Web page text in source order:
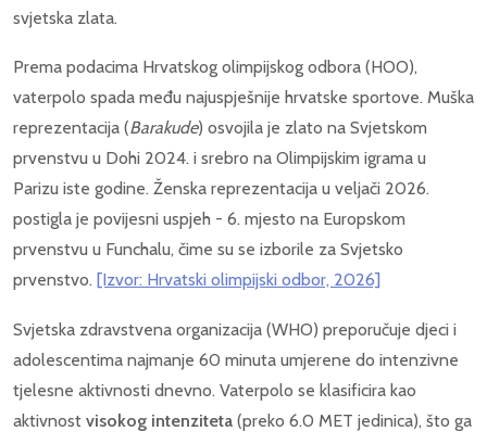
svjetska zlata.
Prema podacima Hrvatskog olimpijskog odbora (HOO),
vaterpolo spada među najuspješnije hrvatske sportove. Muška
reprezentacija (Barakude) osvojila je zlato na Svjetskom
prvenstvu u Dohi 2024. i srebro na Olimpijskim igrama u
Parizu iste godine. Ženska reprezentacija u veljači 2026.
postigla je povijesni uspjeh - 6. mjesto na Europskom
prvenstvu u Funchalu, čime su se izborile za Svjetsko
prvenstvo. [Izvor: Hrvatski olimpijski odbor, 2026]
Svjetska zdravstvena organizacija (WHO) preporučuje djeci i
adolescentima najmanje 60 minuta umjerene do intenzivne
tjelesne aktivnosti dnevno. Vaterpolo se klasificira kao
aktivnost visokog intenziteta (preko 6.0 MET jedinica), što ga